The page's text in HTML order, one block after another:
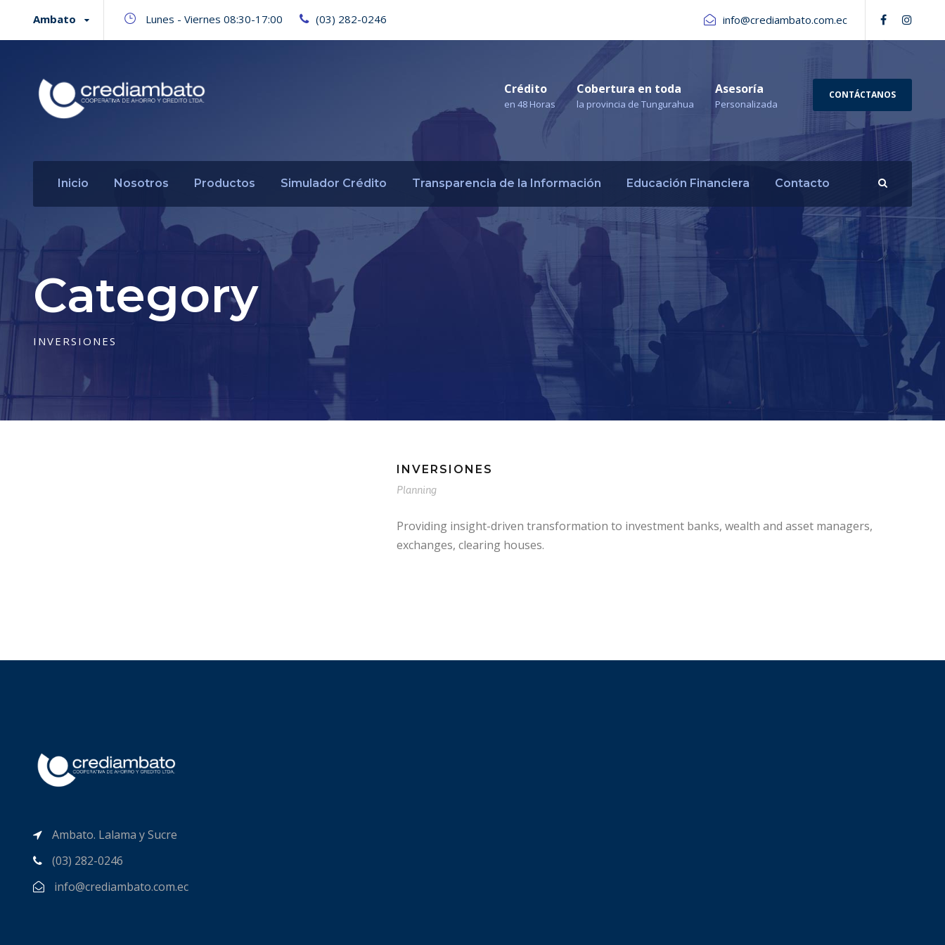
Ambato Lunes - Viernes 08:30-17:00 (03) 282-0246 info@crediambato.com.ec
Crédito
en 48 Horas
Cobertura en toda
la provincia de Tungurahua
Asesoría
Personalizada
CONTÁCTANOS
Inicio Nosotros Productos Simulador Crédito Transparencia de la Información Educación Financiera Contacto
Category
INVERSIONES
INVERSIONES
Planning
Providing insight-driven transformation to investment banks, wealth and asset managers,
exchanges, clearing houses.
Ambato. Lalama y Sucre
(03) 282-0246
info@crediambato.com.ec